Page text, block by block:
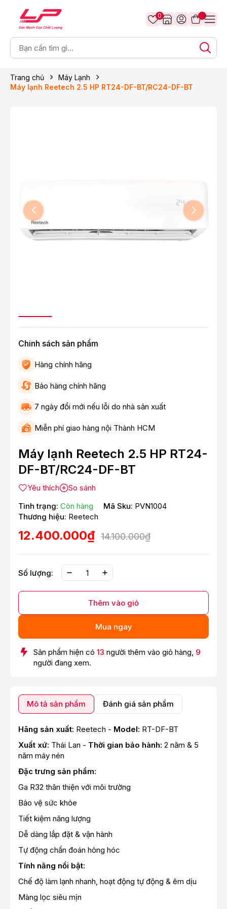
0
Trang chủ
Máy Lạnh
Máy lạnh Reetech 2.5 HP RT24-DF-BT/RC24-DF-BT
Chinh sách sản phẩm
Hàng chính hãng
Bảo hàng chính hãng
7 ngày đổi mới nếu lỗi do nhà sản xuất
Miễn phí giao hàng nội Thành HCM
Máy lạnh Reetech 2.5 HP RT24-
DF-BT/RC24-DF-BT
Yêu thích
So sánh
Tình trạng: Còn hàng Mã Sku: PVN1004
Thương hiệu: Reetech
12.400.000₫ 14.100.000₫
Số lượng:
Thêm vào giỏ
Mua ngay
Sản phẩm hiện có 13 người thêm vào giỏ hàng, 9
người đang xem.
Mô tả sản phẩm Đánh giá sản phẩm
Hãng sản xuất: Reetech - Model: RT-DF-BT
Xuất xứ: Thái Lan - Thời gian bảo hành: 2 năm & 5
năm máy nén
Đặc trưng sản phẩm:
Ga R32 thân thiện với môi trường
Bảo vệ sức khỏe
Tiết kiệm năng lượng
Dễ dàng lắp đặt & vận hành
Tự động chẩn đoán hỏng hóc
Tính năng nổi bật:
Chế độ làm lạnh nhanh, hoạt động tự động & êm dịu
Màng lọc siêu mịn